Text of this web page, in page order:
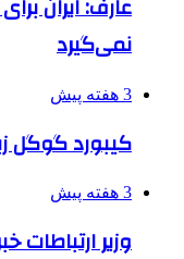
عارف: ایران
نمی‌گیرد
3 هفته پیش
کیبورد گوگل
3 هفته پیش
وزیر ارتباطات